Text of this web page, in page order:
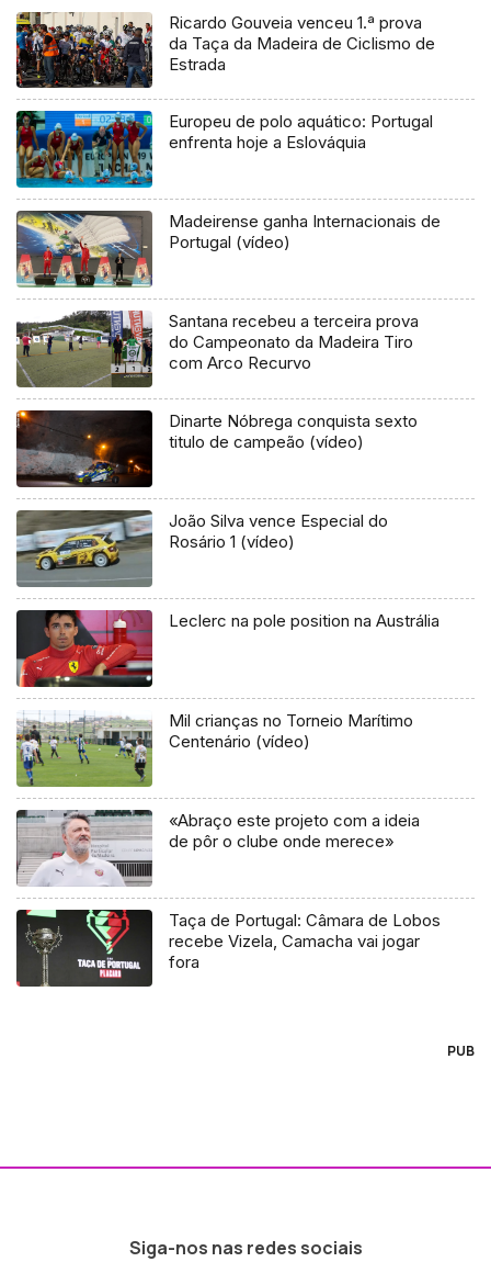
Ricardo Gouveia venceu 1.ª prova
da Taça da Madeira de Ciclismo de
Estrada
Europeu de polo aquático: Portugal
enfrenta hoje a Eslováquia
Madeirense ganha Internacionais de
Portugal (vídeo)
Santana recebeu a terceira prova
do Campeonato da Madeira Tiro
com Arco Recurvo
Dinarte Nóbrega conquista sexto
titulo de campeão (vídeo)
João Silva vence Especial do
Rosário 1 (vídeo)
Leclerc na pole position na Austrália
Mil crianças no Torneio Marítimo
Centenário (vídeo)
«Abraço este projeto com a ideia
de pôr o clube onde merece»
Taça de Portugal: Câmara de Lobos
recebe Vizela, Camacha vai jogar
fora
PUB
Siga-nos nas redes sociais